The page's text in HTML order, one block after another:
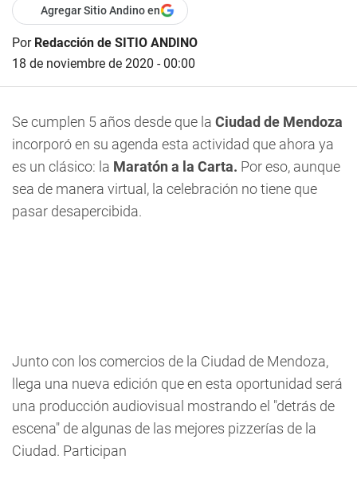
Agregar Sitio Andino en
Por Redacción de SITIO ANDINO
18 de noviembre de 2020 - 00:00
Se cumplen 5 años desde que la Ciudad de Mendoza
incorporó en su agenda esta actividad que ahora ya
es un clásico: la Maratón a la Carta. Por eso, aunque
sea de manera virtual, la celebración no tiene que
pasar desapercibida.
Junto con los comercios de la Ciudad de Mendoza,
llega una nueva edición que en esta oportunidad será
una producción audiovisual mostrando el "detrás de
escena" de algunas de las mejores pizzerías de la
Ciudad. Participan